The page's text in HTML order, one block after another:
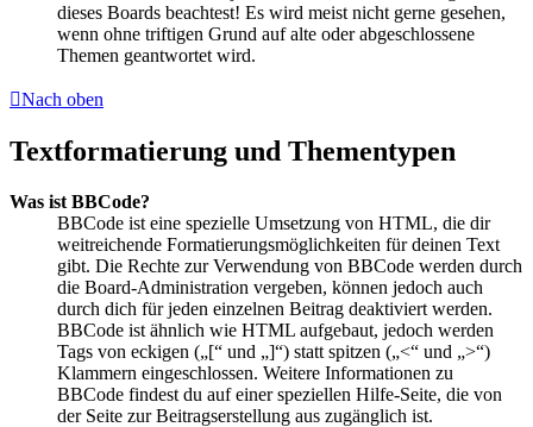
dieses Boards beachtest! Es wird meist nicht gerne gesehen,
wenn ohne triftigen Grund auf alte oder abgeschlossene
Themen geantwortet wird.
Nach oben
Textformatierung und Thementypen
Was ist BBCode?
BBCode ist eine spezielle Umsetzung von HTML, die dir
weitreichende Formatierungsmöglichkeiten für deinen Text
gibt. Die Rechte zur Verwendung von BBCode werden durch
die Board-Administration vergeben, können jedoch auch
durch dich für jeden einzelnen Beitrag deaktiviert werden.
BBCode ist ähnlich wie HTML aufgebaut, jedoch werden
Tags von eckigen („[“ und „]“) statt spitzen („<“ und „>“)
Klammern eingeschlossen. Weitere Informationen zu
BBCode findest du auf einer speziellen Hilfe-Seite, die von
der Seite zur Beitragserstellung aus zugänglich ist.